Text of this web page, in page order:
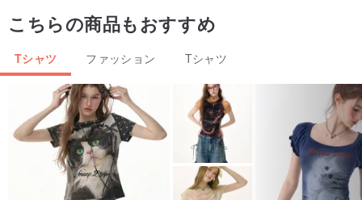
こちらの商品もおすすめ
Tシャツ ファッション Tシャツ